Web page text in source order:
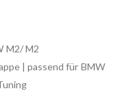
M2/ M2
| passend für BMW